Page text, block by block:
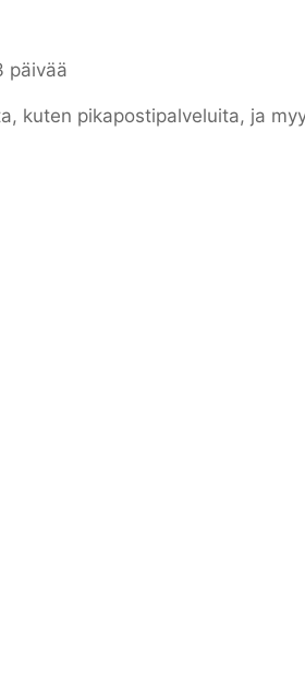
päivää
kuten pikapostipalveluita, ja